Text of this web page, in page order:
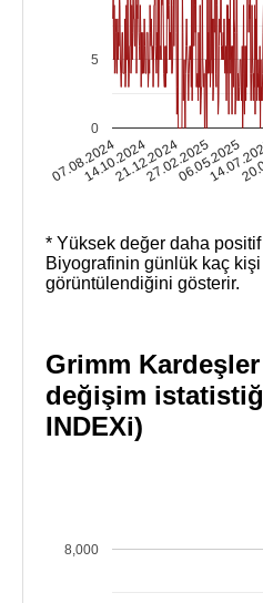
07.08.2024
14.10.202421.12.202427.02.202506.05.2025
0
5
* Yüksek değer daha positif
Biyografinin günlük kaç kişi
görüntülendiğini gösterir.
Grimm
değişim
INDEXi)
8,000